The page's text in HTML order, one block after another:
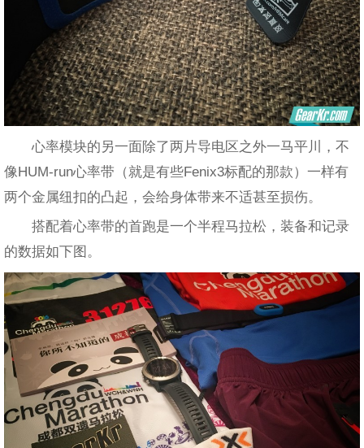
心率模块的另一面除了两片导电区之外一马平川，不
像HUM-run心率带（就是有些Fenix3标配的那款）一样有
两个金属纽扣的凸起，会给身体带来不适甚至损伤。
搭配着心率带的首跑是一个半程马拉松，装备和记录
的数据如下图。